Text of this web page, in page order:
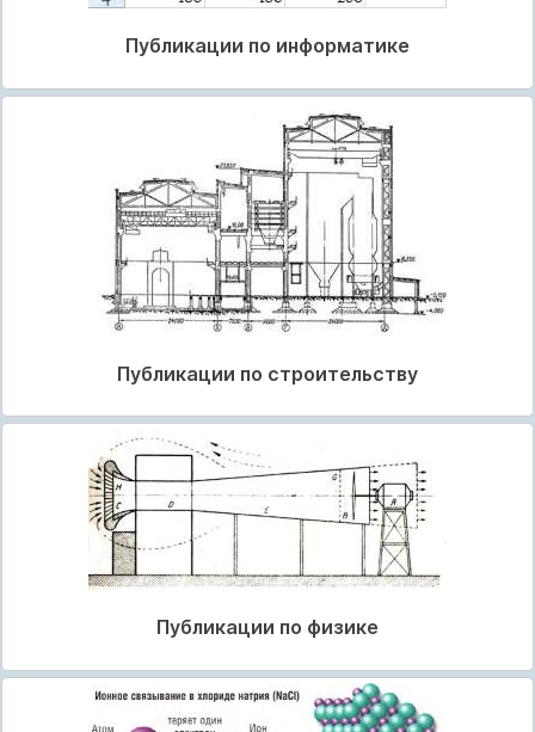
Публикации по информатике
Публикации по строительству
Публикации по физике